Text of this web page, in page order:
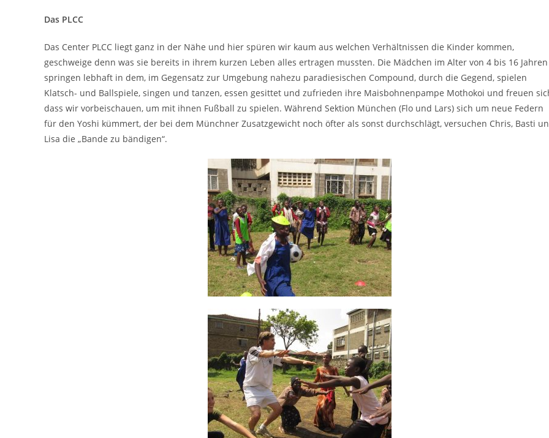
Das PLCC
Das Center PLCC liegt ganz in der Nähe und hier spüren wir kaum aus welchen Verhältnissen die Kinder kommen,
geschweige denn was sie bereits in ihrem kurzen Leben alles ertragen mussten. Die Mädchen im Alter von 4 bis 16 Jahren
springen lebhaft in dem, im Gegensatz zur Umgebung nahezu paradiesischen Compound, durch die Gegend, spielen
Klatsch- und Ballspiele, singen und tanzen, essen gesittet und zufrieden ihre Maisbohnenpampe Mothokoi und freuen
dass wir vorbeischauen, um mit ihnen Fußball zu spielen. Während Sektion München (Flo und Lars) sich um neue Federn
für den Yoshi kümmert, der bei dem Münchner Zusatzgewicht noch öfter als sonst durchschlägt, versuchen Chris, Basti
Lisa die „Bande zu bändigen“.